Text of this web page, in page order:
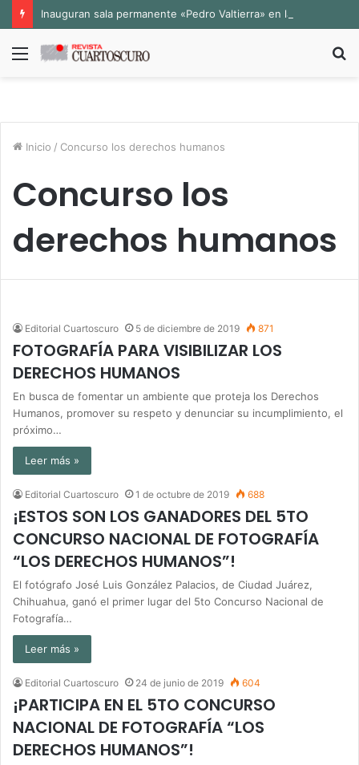
Menú
Inicio / Concurso los derechos humanos
Concurso los
derechos humanos
Editorial Cuartoscuro 5 de diciembre de 2019 871
FOTOGRAFÍA PARA VISIBILIZAR LOS
DERECHOS HUMANOS
En busca de fomentar un ambiente que proteja los Derechos
Humanos, promover su respeto y denunciar su incumplimiento, el
próximo…
Leer más »
Editorial Cuartoscuro 1 de octubre de 2019 688
¡ESTOS SON LOS GANADORES DEL 5TO
CONCURSO NACIONAL DE FOTOGRAFÍA
“LOS DERECHOS HUMANOS”!
El fotógrafo José Luis González Palacios, de Ciudad Juárez,
Chihuahua, ganó el primer lugar del 5to Concurso Nacional de
Fotografía…
Leer más »
Editorial Cuartoscuro 24 de junio de 2019 604
¡PARTICIPA EN EL 5TO CONCURSO
NACIONAL DE FOTOGRAFÍA “LOS
DERECHOS HUMANOS”!